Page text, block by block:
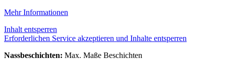
Mehr Informationen
Inhalt entsperren
Erforderlichen Service akzeptieren und Inhalte entsperren
Nassbeschichten: Max. Maße Beschichten